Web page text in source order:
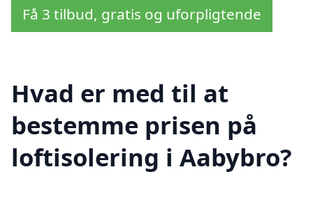
Få 3 tilbud, gratis og uforpligtende
Hvad er med til at
bestemme prisen på
loftisolering i Aabybro?